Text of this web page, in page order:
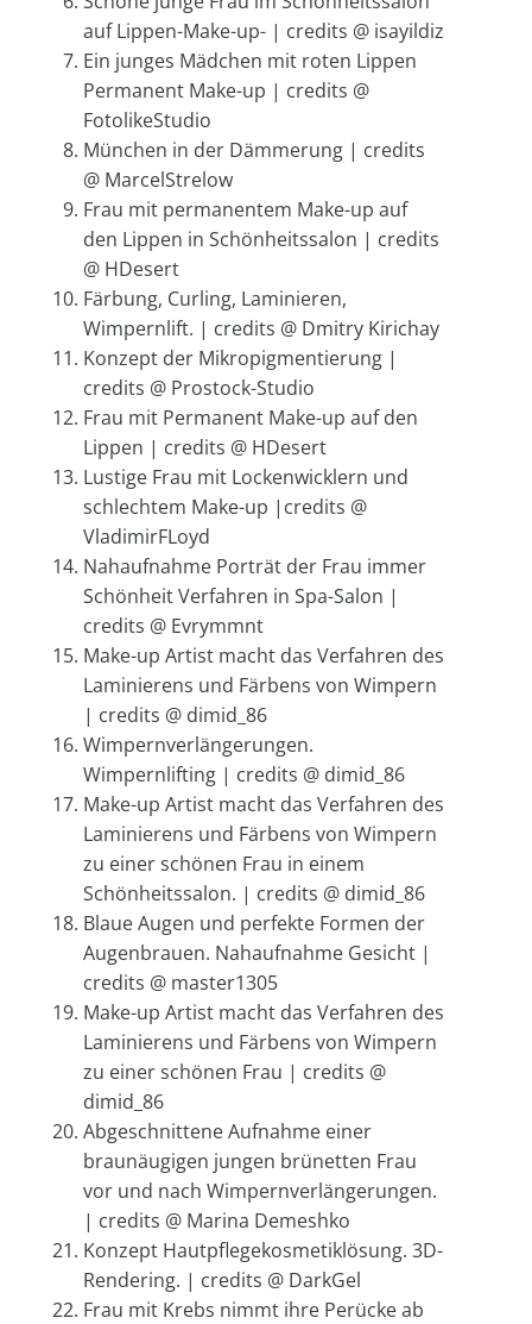
auf Lippen-Make-up- | credits @ isayildiz
Ein junges Mädchen mit roten Lippen
Permanent Make-up | credits @
FotolikeStudio
München in der Dämmerung | credits
@ MarcelStrelow
Frau mit permanentem Make-up auf
den Lippen in Schönheitssalon | credits
@ HDesert
Färbung, Curling, Laminieren,
Wimpernlift. | credits @ Dmitry Kirichay
Konzept der Mikropigmentierung |
credits @ Prostock-Studio
Frau mit Permanent Make-up auf den
Lippen | credits @ HDesert
Lustige Frau mit Lockenwicklern und
schlechtem Make-up |credits @
VladimirFLoyd
Nahaufnahme Porträt der Frau immer
Schönheit Verfahren in Spa-Salon |
credits @ Evrymmnt
Make-up Artist macht das Verfahren des
Laminierens und Färbens von Wimpern
| credits @ dimid_86
Wimpernverlängerungen.
Wimpernlifting | credits @ dimid_86
Make-up Artist macht das Verfahren des
Laminierens und Färbens von Wimpern
zu einer schönen Frau in einem
Schönheitssalon. | credits @ dimid_86
Blaue Augen und perfekte Formen der
Augenbrauen. Nahaufnahme Gesicht |
credits @ master1305
Make-up Artist macht das Verfahren des
Laminierens und Färbens von Wimpern
zu einer schönen Frau | credits @
dimid_86
Abgeschnittene Aufnahme einer
braunäugigen jungen brünetten Frau
vor und nach Wimpernverlängerungen.
| credits @ Marina Demeshko
Konzept Hautpflegekosmetiklösung. 3D-
Rendering. | credits @ DarkGel
Frau mit Krebs nimmt ihre Perücke ab